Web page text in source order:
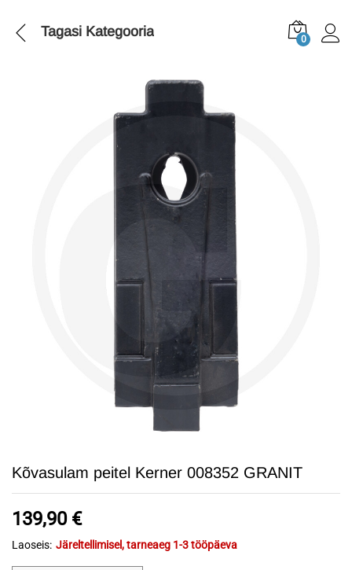
Tagasi Kategooria 0
Kõvasulam peitel Kerner 008352 GRANIT
139,90 €
Laoseis: Järeltellimisel, tarneaeg 1-3 tööpäeva